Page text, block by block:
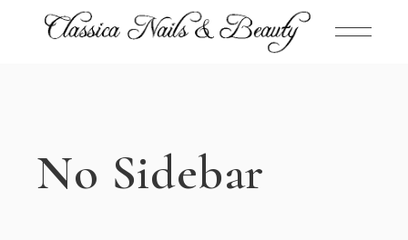
No Sidebar